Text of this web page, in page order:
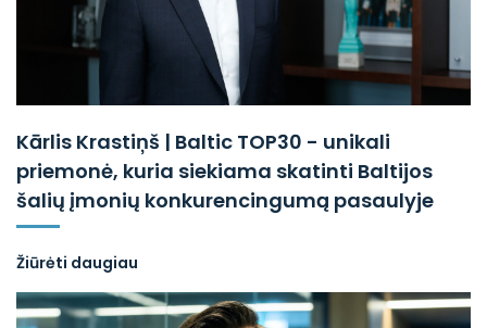
Kārlis Krastiņš | Baltic TOP30 - unikali
priemonė, kuria siekiama skatinti Baltijos
šalių įmonių konkurencingumą pasaulyje
Žiūrėti daugiau